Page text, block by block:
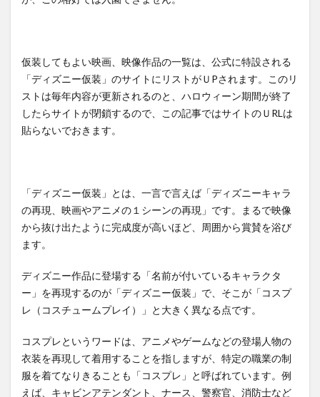
仮装してもよい映画、映像作品の一覧は、公式に特設される
「ディズニー仮装」のサイトにリストがＵPされます。このリ
ストは毎年内容が更新されるのと、ハロウィーン期間が終了
したらサイトが閉鎖するので、この記事ではサイトのＵRLは
貼らないでおきます。
「ディズニー仮装」とは、一言で言えば「ディズニーキャラ
の再現、映画やアニメの１シーンの再現」です。まるで映像
から抜け出たように完成度が高いほど、周囲から賞賛を浴び
ます。
ディズニー作品に登場する「名前が付いているキャラクタ
ー」を再現するのが「ディズニー仮装」で、そこが「コスプ
レ（コスチュームプレイ）」と大きく異なる点です。
コスプレというワードは、アニメやゲームなどの登場人物の
衣装を再現して着用することを指しますが、特定の職業の制
服を着てなりきることも「コスプレ」と呼ばれています。例
えば、キャビンアテンダント、ナース、警察官、消防士など